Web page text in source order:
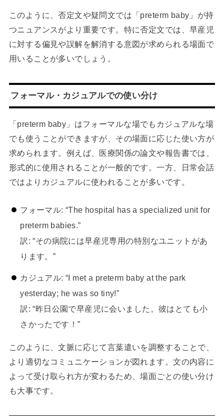
このように、否定文や疑問文では「preterm baby」が持
つニュアンスがより重要です。特に否定文では、早産児
に対する偏見や誤解を解消する意図が求められる場面で
用いることが多いでしょう。
フォーマル・カジュアルでの使い分け
「preterm baby」はフォーマルな場でもカジュアルな場
でも使うことができますが、その場面に応じた使い方が
求められます。例えば、医療関係の論文や報告書では、
形式的に使用されることが一般的です。一方、日常会話
ではよりカジュアルに使われることが多いです。
フォーマル: “The hospital has a specialized unit for
preterm babies.”
訳: “その病院には早産児専用の特別なユニットがあ
ります。”
カジュアル: “I met a preterm baby at the park
yesterday; he was so tiny!”
訳: “昨日公園で早産児に会いました。彼はとても小
さかったです！”
このように、文脈に応じて言葉遣いを調整することで、
より適切なコミュニケーションが図れます。文の内容に
よって受け取られ方が変わるため、場面ごとの使い分け
も大事です。